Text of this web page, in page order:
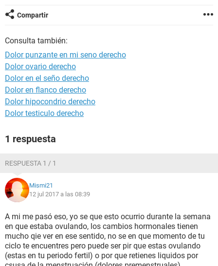
Compartir
Consulta también:
Dolor punzante en mi seno derecho
Dolor ovario derecho
Dolor en el seño derecho
Dolor en flanco derecho
Dolor hipocondrio derecho
Dolor testiculo derecho
1 respuesta
RESPUESTA 1 / 1
Mismi21
12 jul 2017 a las 08:39
A mi me pasó eso, yo se que esto ocurrio durante la semana
en que estaba ovulando, los cambios hormonales tienen
mucho qie ver en ese sentido, no se en que momento de tu
ciclo te encuentres pero puede ser pir que estas ovulando
(estas en tu periodo fertil) o por que retienes liquidos por